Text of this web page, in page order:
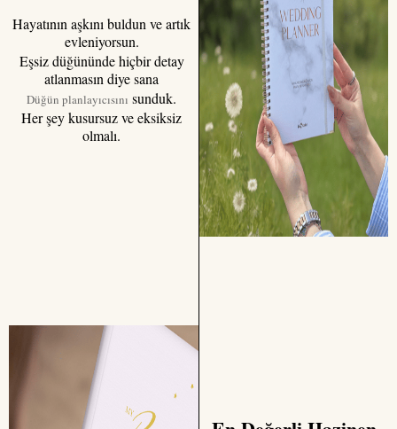
Hayatının aşkını buldun ve artık
evleniyorsun.
Eşsiz düğününde hiçbir detay
atlanmasın diye sana
Düğün planlayıcısını sunduk.
Her şey kusursuz ve eksiksiz
olmalı.